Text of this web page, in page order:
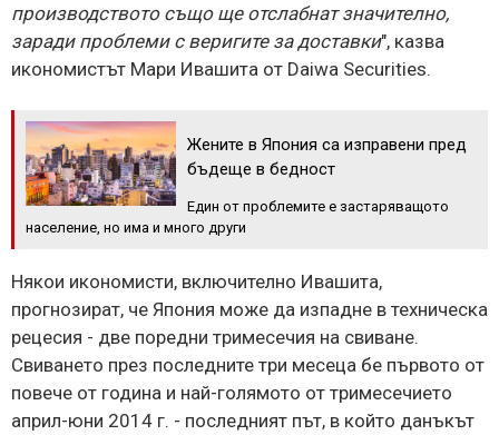
производството също ще отслабнат значително,
заради проблеми с веригите за доставки", казва
икономистът Мари Ивашита от Daiwa Securities.
Жените в Япония са изправени пред
бъдеще в бедност
Един от проблемите е застаряващото
население, но има и много други
Някои икономисти, включително Ивашита,
прогнозират, че Япония може да изпадне в техническа
рецесия - две поредни тримесечия на свиване.
Свиването през последните три месеца бе първото от
повече от година и най-голямото от тримесечието
април-юни 2014 г. - последният път, в който данъкът